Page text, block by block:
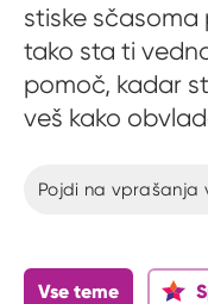
stiske sčasoma
tako sta ti
pomoč, kadar
veš kako
Pojdi na vprašanja
Vse teme